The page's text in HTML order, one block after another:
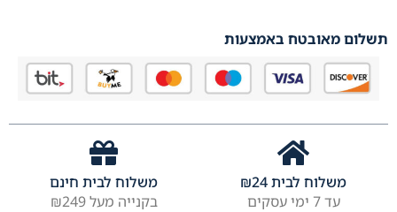
תשלום מאובטח באמצעות
משלוח לבית ₪24
עד 7 ימי עסקים
משלוח לבית חינם
בקנייה מעל ₪249